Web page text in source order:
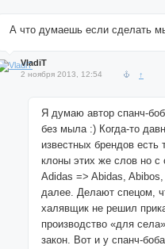
А что думаешь если сделать
VladiT
2 ноября 2013, 12:54 ↑
Я думаю автор спанч-
без мыла :) Когда-то
известных брендов есть
клоны этих же слов но с
Adidas => Abidas, Abibos,
далее. Делают спецом,
халявщик не решил
производство «для
закон. Вот и у спанч-